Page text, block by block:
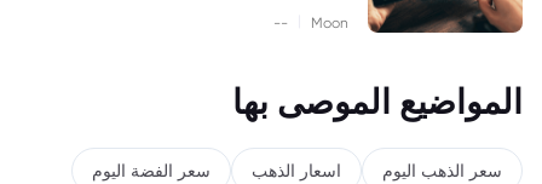
Moon
--
المواضيع الموصى بها
سعر الذهب اليوم اسعار الذهب سعر الفضة اليوم